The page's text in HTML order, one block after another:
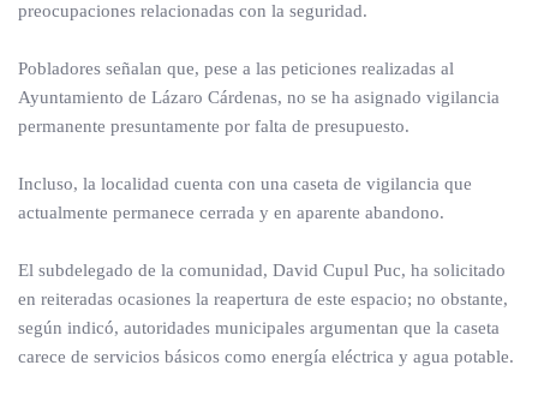
preocupaciones relacionadas con la seguridad.
Pobladores señalan que, pese a las peticiones realizadas al
Ayuntamiento de Lázaro Cárdenas, no se ha asignado vigilancia
permanente presuntamente por falta de presupuesto.
Incluso, la localidad cuenta con una caseta de vigilancia que
actualmente permanece cerrada y en aparente abandono.
El subdelegado de la comunidad, David Cupul Puc, ha solicitado
en reiteradas ocasiones la reapertura de este espacio; no obstante,
según indicó, autoridades municipales argumentan que la caseta
carece de servicios básicos como energía eléctrica y agua potable.